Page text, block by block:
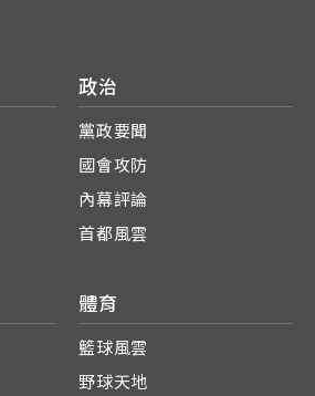
政治
黨政要聞
國會攻防
內幕評論
首都風雲
體育
籃球風雲
野球天地